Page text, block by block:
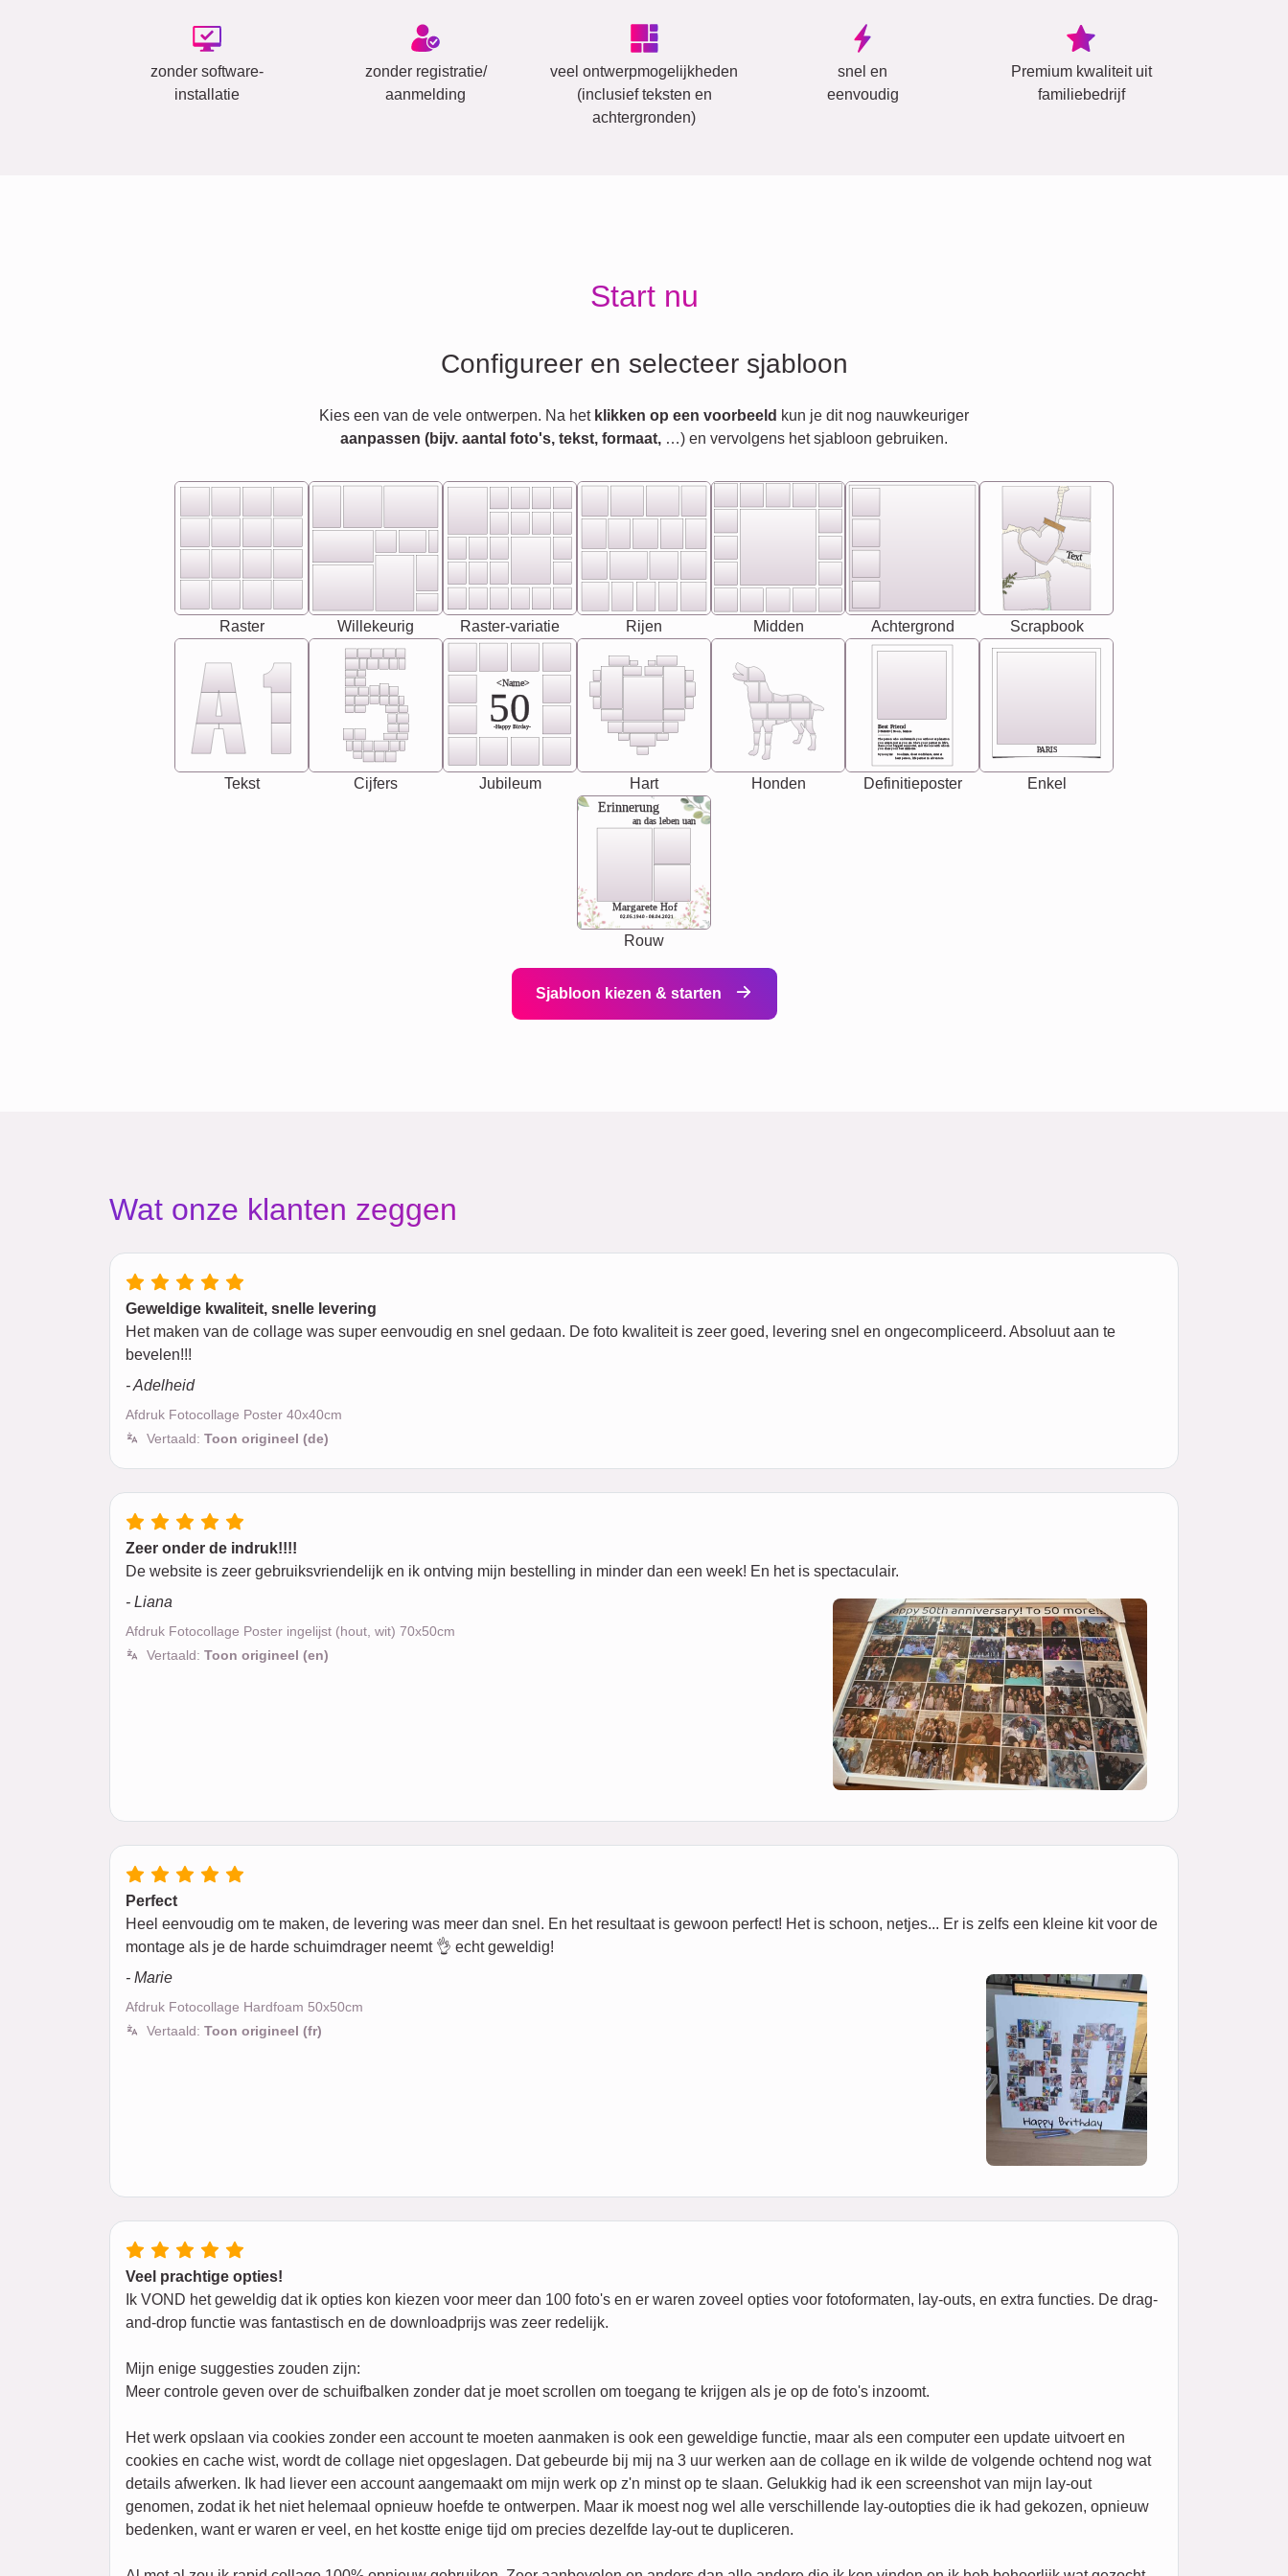
zonder software-
installatie
zonder registratie/
aanmelding
veel ontwerpmogelijkheden
(inclusief teksten en
achtergronden)
snel en
eenvoudig
Premium kwaliteit uit
familiebedrijf
Start nu
Configureer en selecteer sjabloon
Kies een van de vele ontwerpen. Na het klikken op een voorbeeld kun je dit nog nauwkeuriger
aanpassen (bijv. aantal foto's, tekst, formaat, …) en vervolgens het sjabloon gebruiken.
Raster Willekeurig Raster-variatie Rijen Midden Achtergrond
Text
Scrapbook
Tekst Cijfers
<Name>
50
-Happy Birday-
Jubileum Hart Honden
Best Friend
[<NAME>] Noun, feminie
Synonyms: Soulmate, closet confidante, sister at
heart person, life partner in adventure.
The person who understands you without explanation
you accepts just as you are. She's your partner in life's,
chaos your biggest supporter, and the one with whom
you share your best memories.
Definitieposter
PARIS
Enkel
Erinnerung
an das leben uan
Margarete Hof
02.05.1940 - 08.04.2021
Rouw
Sjabloon kiezen & starten
Wat onze klanten zeggen
Geweldige kwaliteit, snelle levering
Het maken van de collage was super eenvoudig en snel gedaan. De foto kwaliteit is zeer goed, levering snel en ongecompliceerd. Absoluut aan te
bevelen!!!
- Adelheid
Afdruk Fotocollage Poster 40x40cm
Vertaald: Toon origineel (de)
Zeer onder de indruk!!!!
De website is zeer gebruiksvriendelijk en ik ontving mijn bestelling in minder dan een week! En het is spectaculair.
- Liana
Afdruk Fotocollage Poster ingelijst (hout, wit) 70x50cm
Vertaald: Toon origineel (en)
Perfect
Heel eenvoudig om te maken, de levering was meer dan snel. En het resultaat is gewoon perfect! Het is schoon, netjes... Er is zelfs een kleine kit voor de
montage als je de harde schuimdrager neemt 👌 echt geweldig!
- Marie
Afdruk Fotocollage Hardfoam 50x50cm
Vertaald: Toon origineel (fr)
Veel prachtige opties!
Ik VOND het geweldig dat ik opties kon kiezen voor meer dan 100 foto's en er waren zoveel opties voor fotoformaten, lay-outs, en extra functies. De drag-
and-drop functie was fantastisch en de downloadprijs was zeer redelijk.
Mijn enige suggesties zouden zijn:
Meer controle geven over de schuifbalken zonder dat je moet scrollen om toegang te krijgen als je op de foto's inzoomt.
Het werk opslaan via cookies zonder een account te moeten aanmaken is ook een geweldige functie, maar als een computer een update uitvoert en
cookies en cache wist, wordt de collage niet opgeslagen. Dat gebeurde bij mij na 3 uur werken aan de collage en ik wilde de volgende ochtend nog wat
details afwerken. Ik had liever een account aangemaakt om mijn werk op z'n minst op te slaan. Gelukkig had ik een screenshot van mijn lay-out
genomen, zodat ik het niet helemaal opnieuw hoefde te ontwerpen. Maar ik moest nog wel alle verschillende lay-outopties die ik had gekozen, opnieuw
bedenken, want er waren er veel, en het kostte enige tijd om precies dezelfde lay-out te dupliceren.